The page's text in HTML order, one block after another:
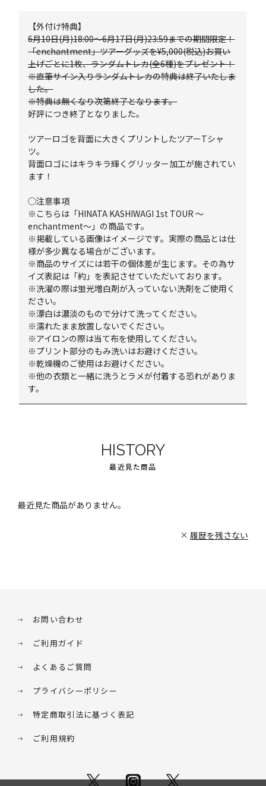
【外付け特典】
6月10日(月)18:00～6月17日(月)23:59までの期間限定！
「enchantment」ツアーグッズを¥5,000(税込)お買い
上げごとに1枚、ランダムトレカ(全6種)をプレゼント！
※直筆サイン入りランダムトレカの特典は終了いたしま
した。
※特典は無くなり次第終了となります。
好評につき終了となりました。
ツアーロゴを背面に大きくプリントしたツアーTシャ
ツ。
背面ロゴにはキラキラ輝くグリッター加工が施されてい
ます！
◯注意事項
※こちらは「HINATA KASHIWAGI 1st TOUR ～
enchantment～」の商品です。
※掲載している画像はイメージです。実際の商品とは仕
様が多少異なる場合がございます。
※商品のサイズには若干の個体差が生じます。その為サ
イズ表記は「約」を表記させていただいております。
※洗濯の際は蛍光増白剤が入っていない洗剤をご使用く
ださい。
※漂白は濃淡のもので分けて洗ってください。
※濡れたまま放置しないでください。
※アイロンの際は当て布を使用してください。
※プリント部分のもみ洗いはお避けください。
※乾燥機のご使用はお避けください。
※他の衣類と一緒に洗うとラメが付着する恐れがありま
す。
HISTORY
最近見た商品
最近見た商品がありません。
履歴を残さない
お問い合わせ
ご利用ガイド
よくあるご質問
プライバシーポリシー
特定商取引法に基づく表記
ご利用規約